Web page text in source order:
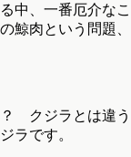
中、一番厄介なこ
鯨肉という問題、
？ クジラとは違う
ラです。